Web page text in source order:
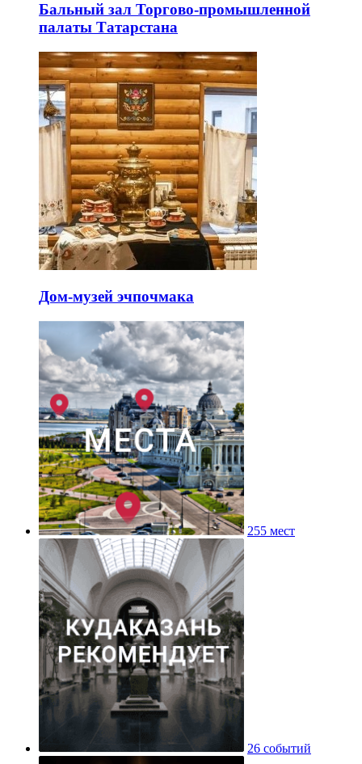
Бальный зал Торгово-промышленной
палаты Татарстана
Дом-музей эчпочмака
255 мест
26 событий